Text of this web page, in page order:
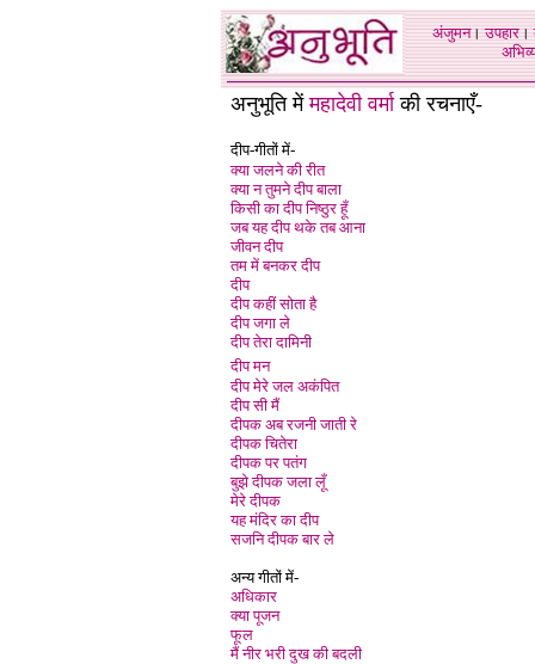
अंजुमन।उपहार।
अनुभूति मेंमहादेवी वर्माकी रचनाएँ-
दीप-गीतों में-
क्या जलने की रीत
क्या न तुमने दीप बाला
किसी का दीप निष्ठुर हूँ
जब यह दीप थके तब आना
जीवन दीप
तम में बनकर दीप
दीप
दीप कहीं सोता है
दीप जगा ले
दीप तेरा दामिनी
दीप मन
दीप मेरे जल अकंपित
दीप सी मैं
दीपक अब रजनी जाती रे
दीपक चितेरा
दीपक पर पतंग
बुझे दीपक जला लूँ
मेरे दीपक
यह मंदिर का दीप
सजनि दीपक बार ले
अन्य गीतों में-
अधिकार
क्या पूजन
फूल
मैं नीर भरी दुख की बदली